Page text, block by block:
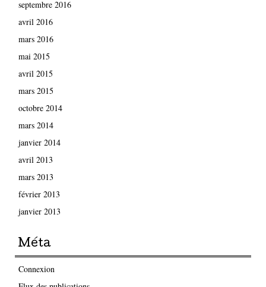
septembre 2016
avril 2016
mars 2016
mai 2015
avril 2015
mars 2015
octobre 2014
mars 2014
janvier 2014
avril 2013
mars 2013
février 2013
janvier 2013
Méta
Connexion